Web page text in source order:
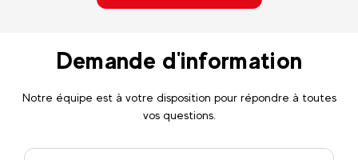
Demande d'information
Notre équipe est à votre disposition pour répondre à toutes
vos questions.